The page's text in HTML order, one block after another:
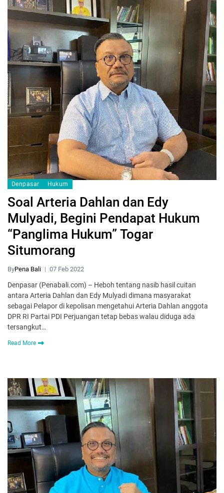
Denpasar Hukum
Soal Arteria Dahlan dan Edy
Mulyadi, Begini Pendapat Hukum
“Panglima Hukum” Togar
Situmorang
ByPena Bali 07 Feb 2022
Denpasar (Penabali.com) – Heboh tentang nasib hasil cuitan
antara Arteria Dahlan dan Edy Mulyadi dimana masyarakat
sebagai Pelapor di kepolisan mengetahui Arteria Dahlan anggota
DPR RI Partai PDI Perjuangan tetap bebas walau diduga ada
tersangkut…
Read More